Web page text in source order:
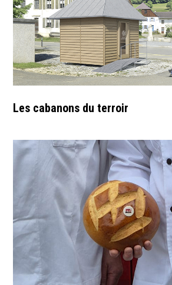
Les cabanons du terroir